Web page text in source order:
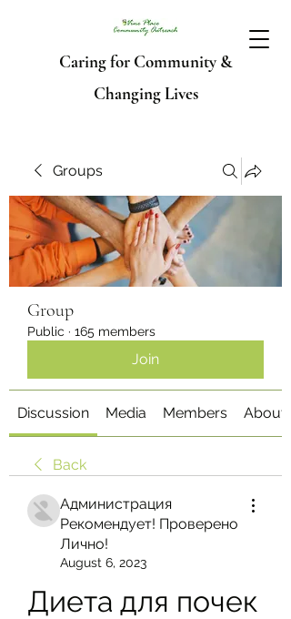
Caring for Community &
Changing Lives
Groups
Group
Public · 165 members
Join
Discussion Media Members About
Back
Администрация
Рекомендует! Проверено
Лично!
August 6, 2023
Диета для почек